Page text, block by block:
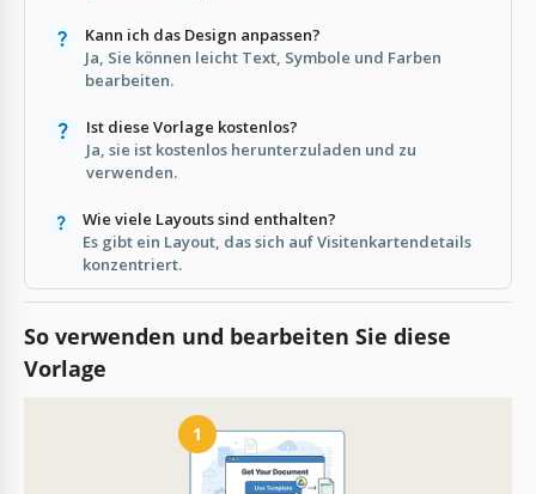
Kann ich das Design anpassen?
Ja, Sie können leicht Text, Symbole und Farben
bearbeiten.
Ist diese Vorlage kostenlos?
Ja, sie ist kostenlos herunterzuladen und zu
verwenden.
Wie viele Layouts sind enthalten?
Es gibt ein Layout, das sich auf Visitenkartendetails
konzentriert.
So verwenden und bearbeiten Sie diese
Vorlage
1